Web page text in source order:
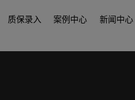
质保录入 案例中心 新闻中心